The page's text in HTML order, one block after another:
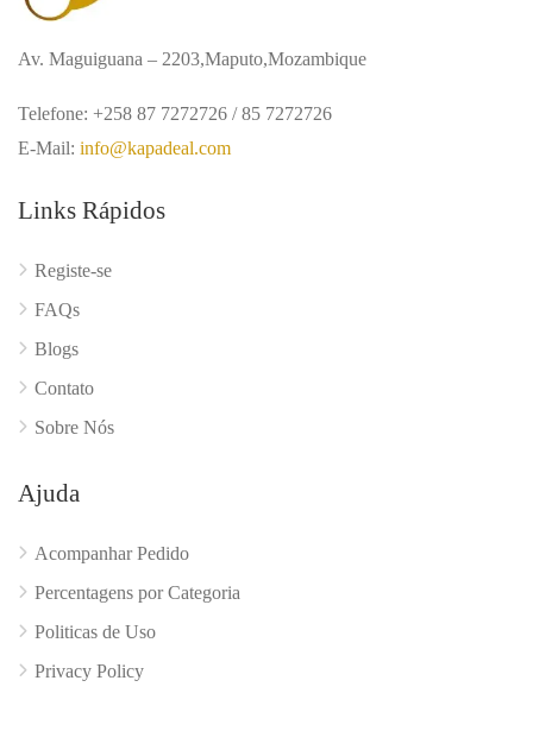
Av. Maguiguana – 2203,Maputo,Mozambique
Telefone: +258 87 7272726 / 85 7272726
E-Mail: info@kapadeal.com
Links Rápidos
Registe-se
FAQs
Blogs
Contato
Sobre Nós
Ajuda
Acompanhar Pedido
Percentagens por Categoria
Politicas de Uso
Privacy Policy